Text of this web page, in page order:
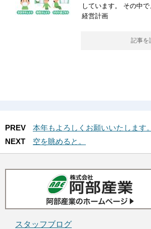
しています。 その中
経営計画
記事を
PREV
本年もよろしくお願いいたします。
NEXT
空を眺めると。
スタッフブログ